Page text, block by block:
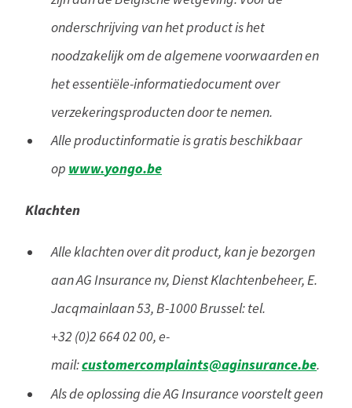
onderschrijving van het product is het
noodzakelijk om de algemene voorwaarden en
het essentiële-informatiedocument over
verzekeringsproducten door te nemen.
Alle productinformatie is gratis beschikbaar
op www.yongo.be
Klachten
Alle klachten over dit product, kan je bezorgen
aan AG Insurance nv, Dienst Klachtenbeheer, E.
Jacqmainlaan 53, B-1000 Brussel: tel.
+32 (0)2 664 02 00, e-
mail:customercomplaints@aginsurance.be.
Als de oplossing die AG Insurance voorstelt geen